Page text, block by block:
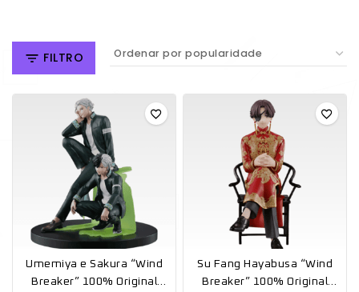
FILTRO
Umemiya e Sakura “Wind
Breaker” 100% Original
Su Fang Hayabusa “Wind
Breaker” 100% Original